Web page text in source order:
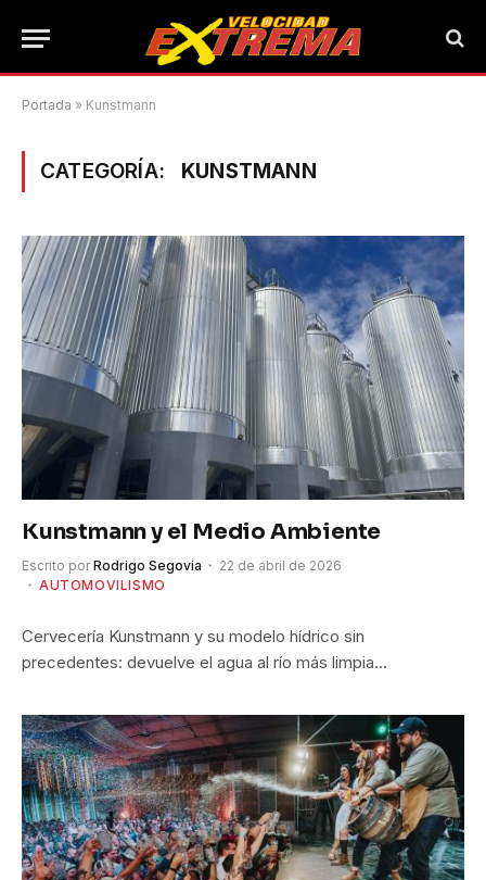
Portada » Kunstmann
CATEGORÍA: KUNSTMANN
Kunstmann y el Medio Ambiente
Escrito por Rodrigo Segovia
22 de abril de 2026
AUTOMOVILISMO
Cervecería Kunstmann y su modelo hídrico sin
precedentes: devuelve el agua al río más limpia…